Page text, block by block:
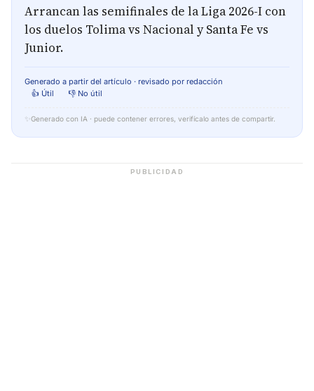
Arrancan las semifinales de la Liga 2026-I con
los duelos Tolima vs Nacional y Santa Fe vs
Junior.
Generado a partir del artículo · revisado por redacción
👍 Útil
👎 No útil
✨ Generado con IA · puede contener errores, verifícalo antes de compartir.
PUBLICIDAD